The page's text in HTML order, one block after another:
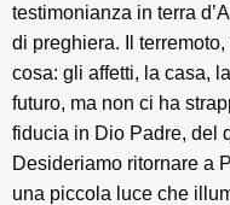
testimonianza in terra
di preghiera. Il
cosa: gli affetti, la casa,
futuro, ma non ci ha
fiducia in Dio Padre, del
Desideriamo ritornare a
una piccola luce che